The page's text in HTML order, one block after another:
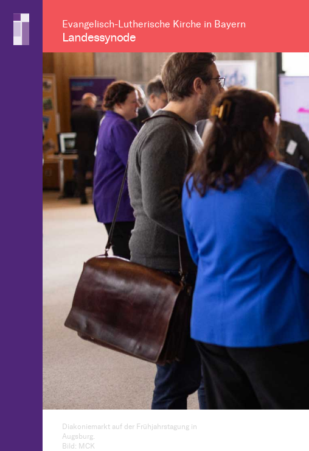
Evangelisch-Lutherische Kirche in Bayern
Landessynode
Diakoniemarkt auf der Frühjahrstagung in
Augsburg.
Bild: MCK